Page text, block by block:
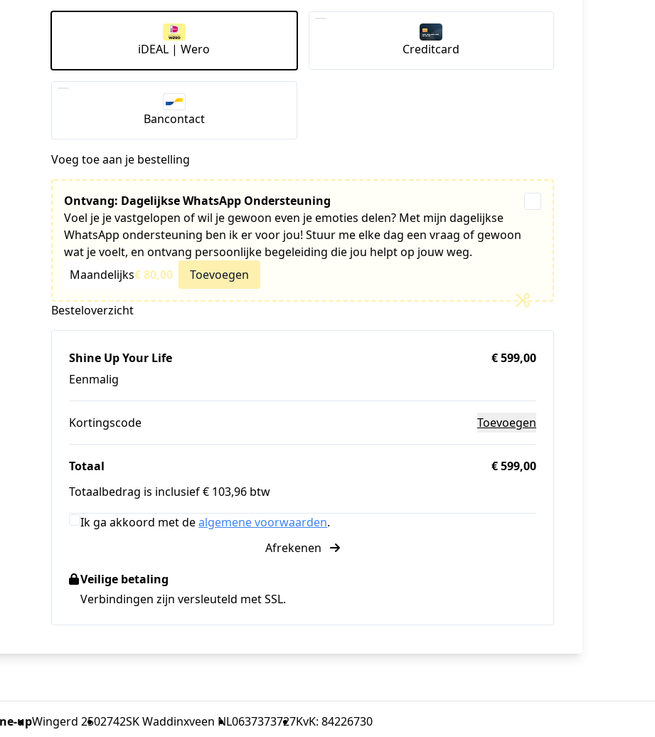
iDEAL | Wero Creditcard
Bancontact
Voeg toe aan je bestelling
Ontvang: Dagelijkse WhatsApp Ondersteuning
Voel je je vastgelopen of wil je gewoon even je emoties delen? Met mijn dagelijkse
WhatsApp ondersteuning ben ik er voor jou! Stuur me elke dag een vraag of gewoon
wat je voelt, en ontvang persoonlijke begeleiding die jou helpt op jouw weg.
Maandelijks€ 80,00 Toevoegen
Besteloverzicht
Shine Up Your Life
Eenmalig
€ 599,00
Kortingscode Toevoegen
Totaal
€ 599,00
Totaalbedrag is inclusief € 103,96 btw
Ik ga akkoord met dealgemene voorwaarden.
Afrekenen
Veilige betaling
Verbindingen zijn versleuteld met SSL.
upWingerd 2502742SK Waddinxveen NL0637373727KvK: 84226730